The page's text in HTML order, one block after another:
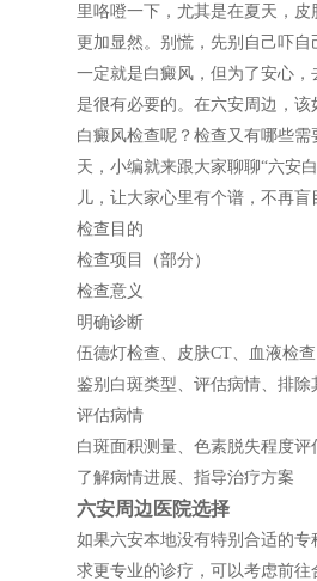
里咯噔一下，尤其是在夏天，
更加显然。别慌，先别自己吓自
一定就是白癜风，但为了安心，
是很有必要的。在六安周边，该
白癜风检查呢？检查又有哪些需
天，小编就来跟大家聊聊“六安
儿，让大家心里有个谱，不再盲
检查目的
检查项目（部分）
检查意义
明确诊断
伍德灯检查、皮肤CT、血液检查
鉴别白斑类型、评估病情、排除
评估病情
白斑面积测量、色素脱失程度评
了解病情进展、指导治疗方案
六安周边医院选择
如果六安本地没有特别合适的专
求更专业的诊疗，可以考虑前往